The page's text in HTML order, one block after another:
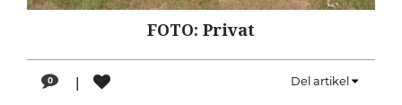
LÆSER
HISTORIE
FOTO: Privat
0 | Del artikel